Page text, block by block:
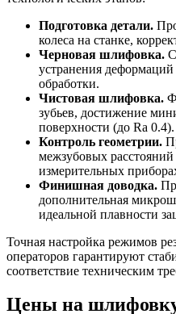
Подготовка детали.
колеса на станке,
Черновая шлифовка.
устранения
обработки.
Чистовая шлифовка.
зубьев, достижение
поверхности (до Ra 0.4).
Контроль геометрии.
межзубовых расстояний
измерительных
Финишная доводка.
дополнительная
идеальной плавности
Точная настройка режимов
операторов гарантируют
соответствие техническим
Цены на шлифовку